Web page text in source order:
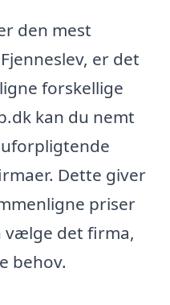
den mest
er det
forskellige
kan du nemt
Dette giver
priser
vælge det firma,
behov.